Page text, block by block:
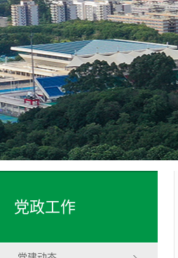
党政工作